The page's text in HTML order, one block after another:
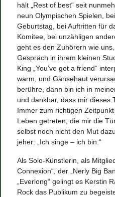
hält „Rest of best“ seit
neun Olympischen Spielen,
Geburtstag, bei Auftritten für
Komitee, bei unzähligen
geht es den Zuhörern wie
Gespräch in ihrem kleinen
King „You’ve got a friend“
warm, und Gänsehaut
berühre, dann bin ich in
und dankbar, dass mir dieses
Immer zum richtigen
Leben getreten, die mir die
selbst noch nicht den Mut
jeher: „Ich singe – ich bin.“
Als Solo-Künstlerin, als
Connexion“, der „Nerly Big
„Everlong“ gelingt es Kerstin
Rock das Publikum zu